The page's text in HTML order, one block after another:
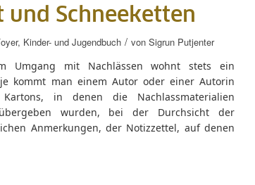
und Schneeketten
, Kinder- und Jugendbuch / von Sigrun Putjenter
Umgang mit Nachlässen wohnt stets ein
kommt man einem Autor oder einer Autorin
in denen die Nachlassmaterialien
wurden, bei der Durchsicht der
Anmerkungen, der Notizzettel, auf denen